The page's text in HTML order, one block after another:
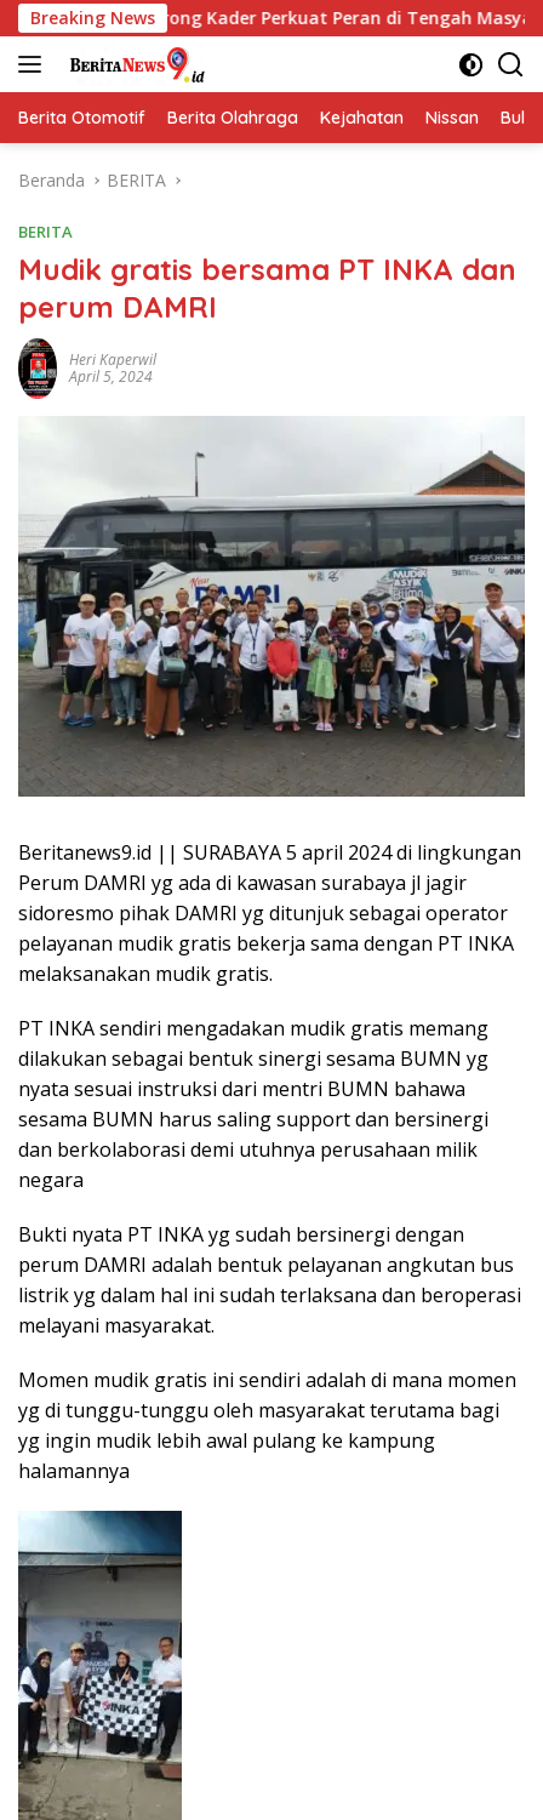
Langsung
ke
konten
Breaking News
Kader Perkuat Peran di Tengah Masyarakat
Berita Otomotif Berita Olahraga Kejahatan Nissan
Beranda BERITA
BERITA
Mudik gratis bersama PT INKA dan
perum DAMRI
Heri Kaperwil
April 5, 2024
Beritanews9.id || SURABAYA 5 april 2024 di lingkungan
Perum DAMRI yg ada di kawasan surabaya jl jagir
sidoresmo pihak DAMRI yg ditunjuk sebagai operator
pelayanan mudik gratis bekerja sama dengan PT INKA
melaksanakan mudik gratis.
PT INKA sendiri mengadakan mudik gratis memang
dilakukan sebagai bentuk sinergi sesama BUMN yg
nyata sesuai instruksi dari mentri BUMN bahawa
sesama BUMN harus saling support dan bersinergi
dan berkolaborasi demi utuhnya perusahaan milik
negara
Bukti nyata PT INKA yg sudah bersinergi dengan
perum DAMRI adalah bentuk pelayanan angkutan bus
listrik yg dalam hal ini sudah terlaksana dan beroperasi
melayani masyarakat.
Momen mudik gratis ini sendiri adalah di mana momen
yg di tunggu-tunggu oleh masyarakat terutama bagi
yg ingin mudik lebih awal pulang ke kampung
halamannya